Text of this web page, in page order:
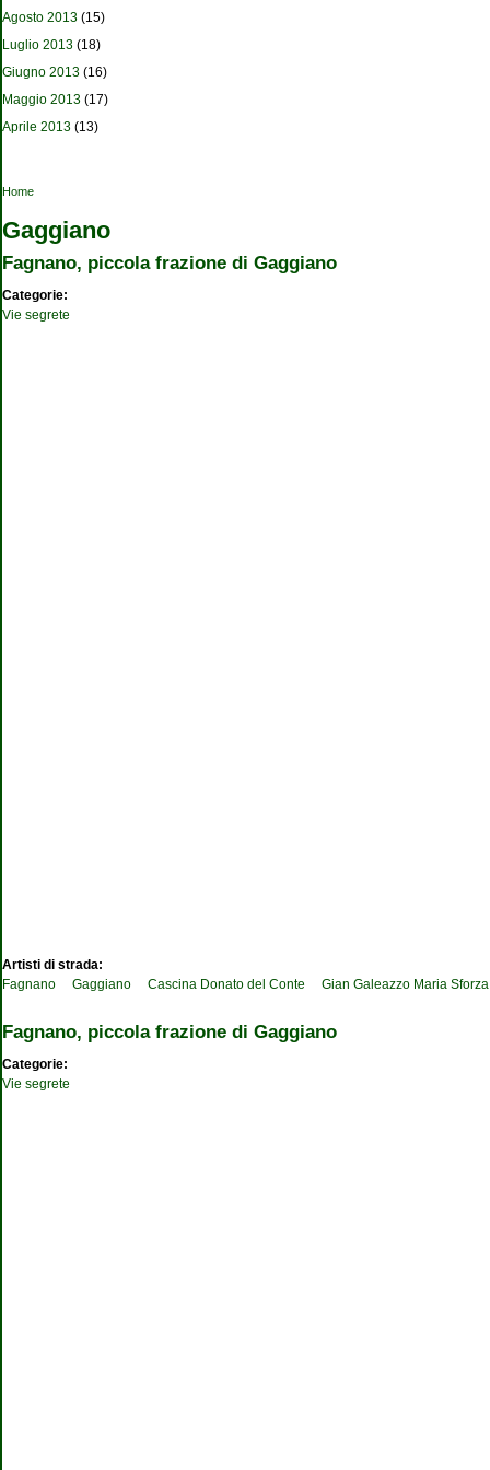
Agosto 2013 (15)
Luglio 2013 (18)
Giugno 2013 (16)
Maggio 2013 (17)
Aprile 2013 (13)
Tu sei qui
Home
Gaggiano
Fagnano, piccola frazione di Gaggiano
Categorie:
Vie segrete
Artisti di strada:
Fagnano
Gaggiano Cascina Donato del Conte Gian Galeazzo Maria Sforza
Fagnano, piccola frazione di Gaggiano
Categorie:
Vie segrete